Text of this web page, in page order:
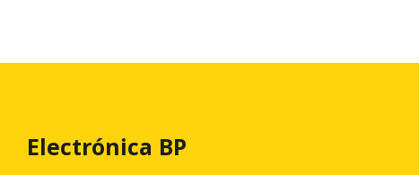
Electrónica BP